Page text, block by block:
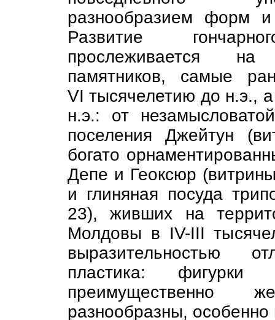
разнообразием форм
Развитие
прослеживается на
памятников, самые
VI тысячелетию до н.э.,
н.э.: от
поселения Джейтун
богато
Депе и Геоксюр
и глиняная посуда
23), живших на
Молдовы в IV-III
выразительностью
пластика: фигурки
преимущественно
разнообразны, особенно